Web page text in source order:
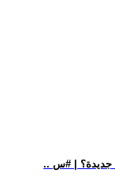
جديدة؟ | #س